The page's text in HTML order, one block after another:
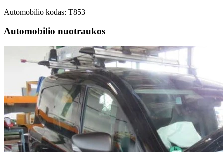
Automobilio kodas: T853
Automobilio nuotraukos